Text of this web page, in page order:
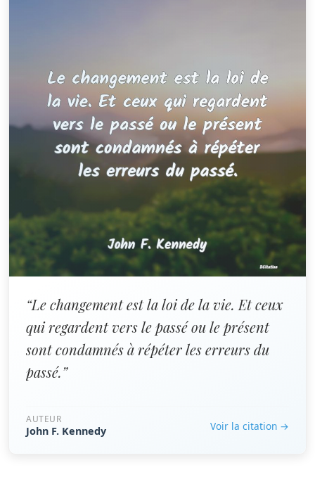
“Le changement est la loi de la vie. Et ceux
qui regardent vers le passé ou le présent
sont condamnés à répéter les erreurs du
passé.”
AUTEUR
John F. Kennedy Voir la citation →